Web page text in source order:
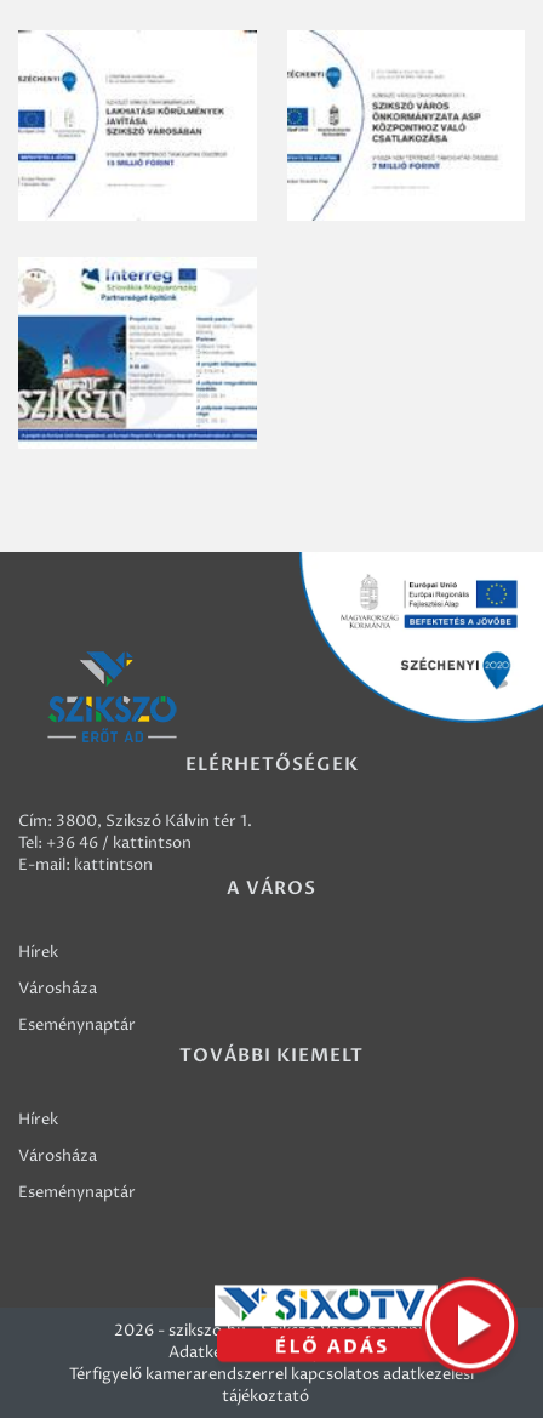
ELÉRHETŐSÉGEK
Cím: 3800, Szikszó Kálvin tér 1.
Tel: +36 46 / kattintson
E-mail: kattintson
A VÁROS
Hírek
Városháza
Eseménynaptár
TOVÁBBI KIEMELT
Hírek
Városháza
Eseménynaptár
2026 - szikszo.hu - Szikszó Város honlapja
Adatkezelési szabályzatok
Térfigyelő kamerarendszerrel kapcsolatos adatkezelési
tájékoztató